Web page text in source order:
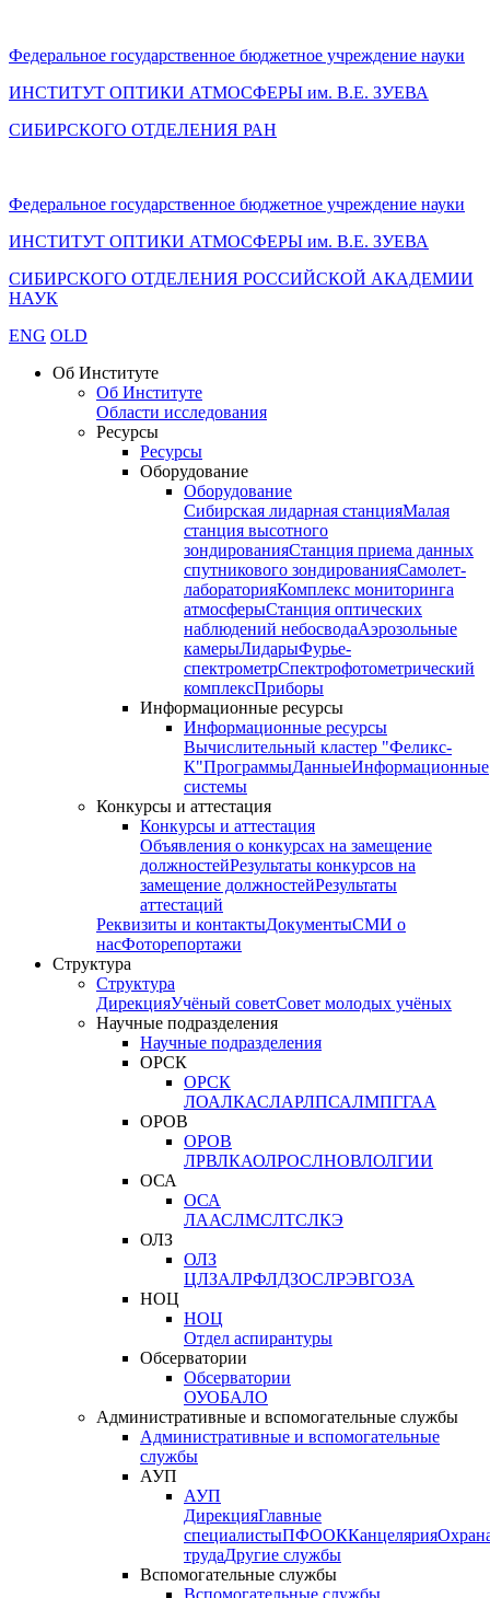
Федеральное государственное бюджетное учреждение науки
ИНСТИТУТ ОПТИКИ АТМОСФЕРЫ им. В.Е. ЗУЕВА
СИБИРСКОГО ОТДЕЛЕНИЯ РАН
Федеральное государственное бюджетное учреждение науки
ИНСТИТУТ ОПТИКИ АТМОСФЕРЫ им. В.Е. ЗУЕВА
СИБИРСКОГО ОТДЕЛЕНИЯ РОССИЙСКОЙ АКАДЕМИИ
НАУК
ENG OLD
Об Институте
Об Институте
Области исследования
Ресурсы
Ресурсы
Оборудование
Оборудование
Сибирская лидарная станцияМалая
станция высотного
зондированияСтанция приема данных
спутникового зондированияСамолет-
лабораторияКомплекс мониторинга
атмосферыСтанция оптических
наблюдений небосводаАэрозольные
камерыЛидарыФурье-
спектрометрСпектрофотометрический
комплексПриборы
Информационные ресурсы
Информационные ресурсы
Вычислительный кластер "Феликс-
К"ПрограммыДанныеИнформационные
системы
Конкурсы и аттестация
Конкурсы и аттестация
Объявления о конкурсах на замещение
должностейРезультаты конкурсов на
замещение должностейРезультаты
аттестаций
Реквизиты и контактыДокументыСМИ о
насФоторепортажи
Структура
Структура
ДирекцияУчёный советСовет молодых учёных
Научные подразделения
Научные подразделения
ОРСК
ОРСК
ЛОАЛКАСЛАРЛПСАЛМПГГАА
ОРОВ
ОРОВ
ЛРВЛКАОЛРОСЛНОВЛОЛГИИ
ОСА
ОСА
ЛААСЛМСЛТСЛКЭ
ОЛЗ
ОЛЗ
ЦЛЗАЛРФЛДЗОСЛРЭВГОЗА
НОЦ
НОЦ
Отдел аспирантуры
Обсерватории
Обсерватории
ОУОБАЛО
Административные и вспомогательные службы
Административные и вспомогательные
службы
АУП
АУП
ДирекцияГлавные
специалистыПФООККанцелярия
трудаДругие службы
Вспомогательные службы
Вспомогательные службы